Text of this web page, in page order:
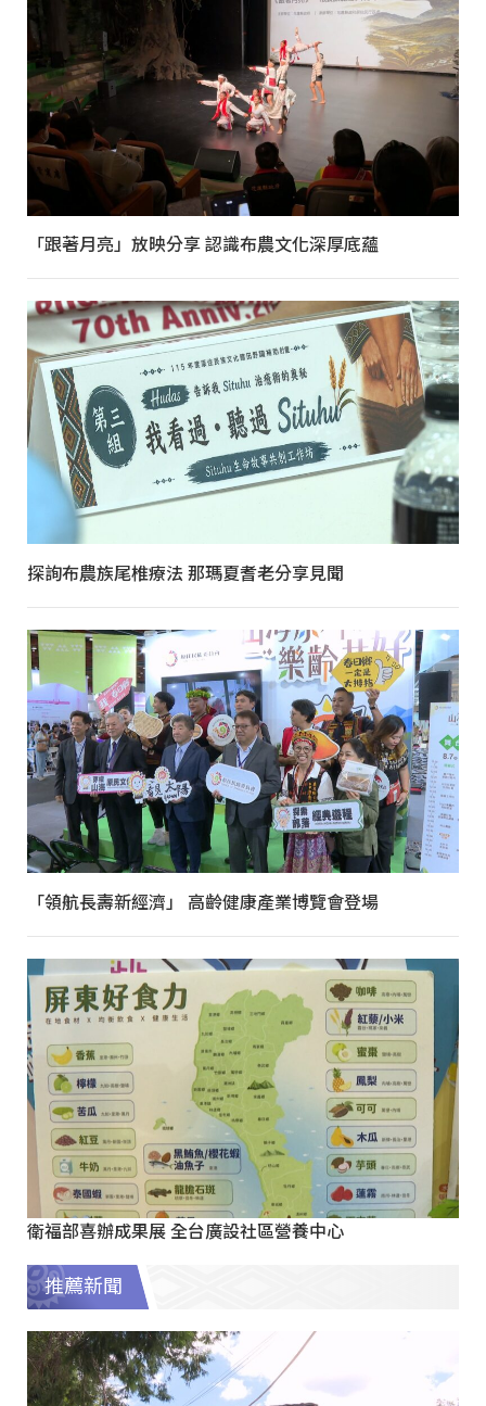
「跟著月亮」放映分享 認識布農文化深厚底蘊
探詢布農族尾椎療法 那瑪夏耆老分享見聞
「領航長壽新經濟」 高齡健康產業博覽會登場
衛福部喜辦成果展 全台廣設社區營養中心
推薦新聞